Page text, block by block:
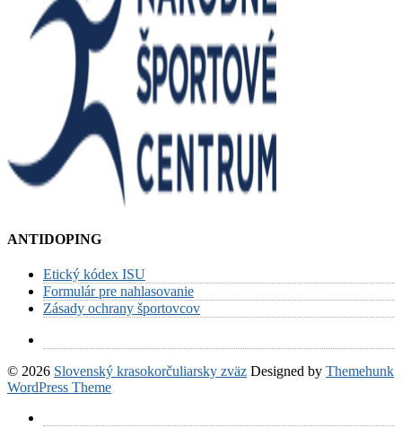
ANTIDOPING
Etický kódex ISU
Formulár pre nahlasovanie
Zásady ochrany športovcov
© 2026 Slovenský krasokorčuliarsky zväz Designed by Themehunk
WordPress Theme